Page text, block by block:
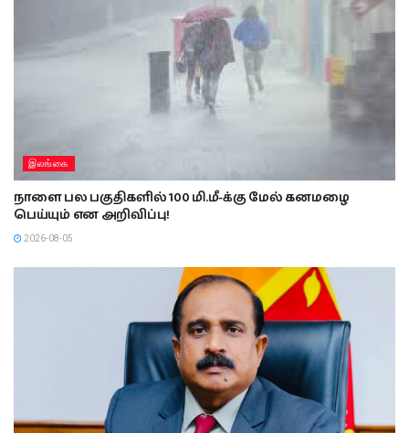
இலங்கை
நாளை பல பகுதிகளில் 100 மி.மீ-க்கு மேல் கனமழை
பெய்யும் என அறிவிப்பு!
2026-08-05